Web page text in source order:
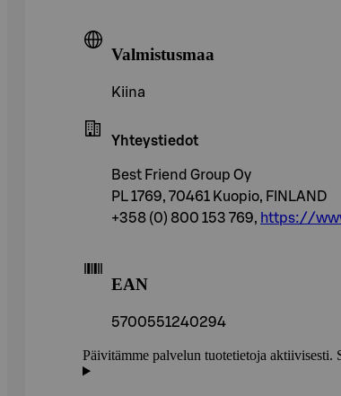
Valmistusmaa
Kiina
Yhteystiedot
Best Friend Group Oy
PL 1769, 70461 Kuopio, FINLAND
+358 (0) 800 153 769, https://
EAN
5700551240294
Päivitämme palvelun tuotetietoja aktiivisesti.